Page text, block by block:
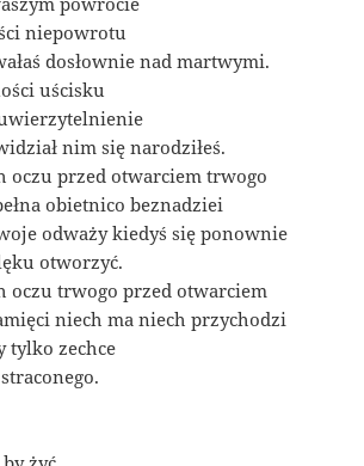
niepowrotu
dosłownie nad martwymi.
uścisku
nim się narodziłeś.
oczu przed otwarciem trwogo
obietnico beznadziei
odważy kiedyś się ponownie
otworzyć.
oczu trwogo przed otwarciem
niech ma niech przychodzi
tylko zechce